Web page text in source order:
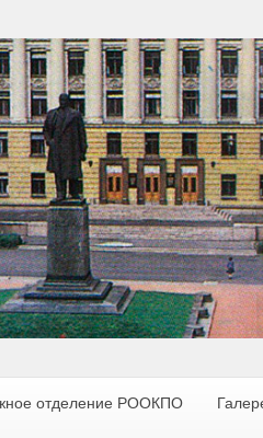
отделение РООКПО